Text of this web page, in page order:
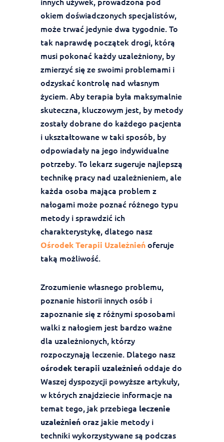
okiem doświadczonych specjalistów,
może trwać jedynie dwa tygodnie. To
tak naprawdę początek drogi, którą
musi pokonać każdy uzależniony, by
zmierzyć się ze swoimi problemami i
odzyskać kontrolę nad własnym
życiem. Aby terapia była maksymalnie
skuteczna, kluczowym jest, by metody
zostały dobrane do każdego pacjenta
i ukształtowane w taki sposób, by
odpowiadały na jego indywidualne
potrzeby. To lekarz sugeruje najlepszą
technikę pracy nad uzależnieniem, ale
każda osoba mająca problem z
nałogami może poznać różnego typu
metody i sprawdzić ich
charakterystykę, dlatego nasz
Ośrodek Terapii Uzależnieńoferuje
taką możliwość.
Zrozumienie własnego problemu,
poznanie historii innych osób i
zapoznanie się z różnymi sposobami
walki z nałogiem jest bardzo ważne
dla uzależnionych, którzy
rozpoczynają leczenie. Dlatego nasz
ośrodek terapii uzależnieńoddaje do
Waszej dyspozycji powyższe artykuły,
w których znajdziecie informacje na
temat tego, jak przebiega leczenie
uzależnieńoraz jakie metody i
techniki wykorzystywane są podczas